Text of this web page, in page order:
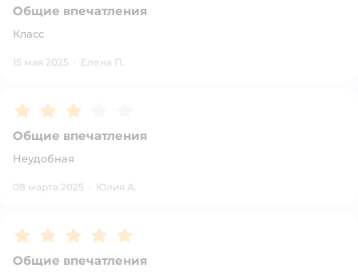
Общие впечатления
Класс
15 мая 2025 · Елена П.
Рейтинг:3
Общие впечатления
Неудобная
08 марта 2025 · Юлия А.
Рейтинг:5
Общие впечатления